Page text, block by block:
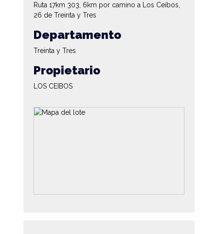
Ruta 17km 303, 6km por camino a Los Ceibos,
26 de Treinta y Tres
Departamento
Treinta y Tres
Propietario
LOS CEIBOS